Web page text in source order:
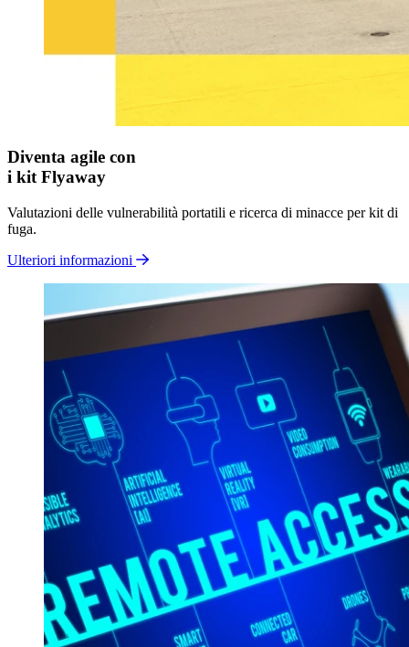
Diventa agile con
i kit Flyaway
Valutazioni delle vulnerabilità portatili e ricerca di minacce per kit di
fuga.
Ulteriori informazioni